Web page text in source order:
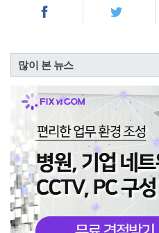
많이 본 뉴스